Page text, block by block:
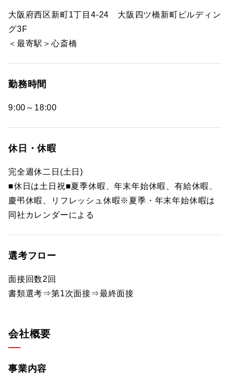
大阪府西区新町1丁目4-24 大阪四ツ橋新町ビルディン
グ3F
＜最寄駅＞心斎橋
勤務時間
9:00～18:00
休日・休暇
完全週休二日(土日)
■休日は土日祝■夏季休暇、年末年始休暇、有給休暇、
慶弔休暇、リフレッシュ休暇※夏季・年末年始休暇は
同社カレンダーによる
選考フロー
面接回数2回
書類選考⇒第1次面接⇒最終面接
会社概要
事業内容